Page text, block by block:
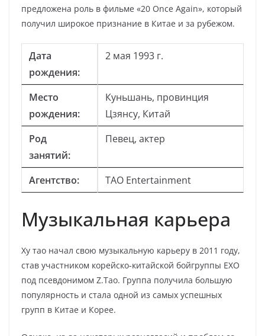
предложена роль в фильме «20 Once Again», который
получил широкое признание в Китае и за рубежом.
Дата
рождения:
2 мая 1993 г.
Место
рождения:
Куньшань, провинция
Цзянсу, Китай
Род
занятий:
Певец, актер
Агентство: TAO Entertainment
Музыкальная карьера
Ху тао начал свою музыкальную карьеру в 2011 году,
став участником корейско-китайской бойгруппы EXO
под псевдонимом Z.Tao. Группа получила большую
популярность и стала одной из самых успешных
групп в Китае и Корее.